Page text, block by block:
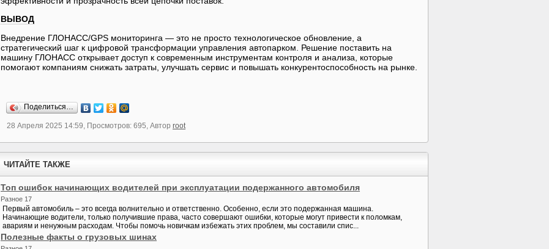
ВЫВОД
Внедрение ГЛОНАСС/GPS мониторинга — это не просто технологическое обновление, а
стратегический шаг к цифровой трансформации управления автопарком. Решение поставить на
машину ГЛОНАСС открывает доступ к современным инструментам контроля и анализа, которые
помогают компаниям снижать затраты, улучшать сервис и повышать конкурентоспособность на рынке.
Поделиться…
28 Апреля 2025 14:59, Просмотров: 695, Автор root
ЧИТАЙТЕ ТАКЖЕ
Топ ошибок начинающих водителей при эксплуатации подержанного автомобиля
Разное 17
Первый автомобиль – это всегда волнительно и ответственно. Особенно, если это подержанная машина.
Начинающие водители, только получившие права, часто совершают ошибки, которые могут привести к поломкам,
авариям и ненужным расходам. Чтобы помочь новичкам избежать этих проблем, мы составили спис...
Полезные факты о грузовых шинах